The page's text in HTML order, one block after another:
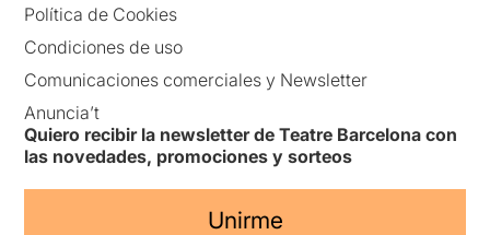
Política de Cookies
Condiciones de uso
Comunicaciones comerciales y Newsletter
Anuncia’t
Quiero recibir la newsletter de Teatre Barcelona con
las novedades, promociones y sorteos
Unirme